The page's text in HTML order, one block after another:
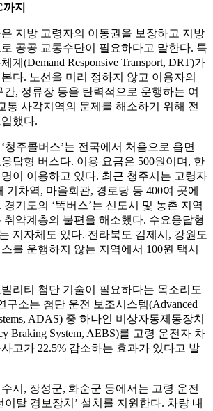
지
지방 고령자의 이동권을 보장하고 지방
공공 교통수단이 필요하다고 말한다. 특
계(Demand Responsive Transport, DRT)가
다. 노선을 미리 정하지 않고 이용자의
, 정류장 등을 탄력적으로 운행하는 여
통 사각지역의 문제를 해소하기 위해 전
했다.
청주콜버스’는 전국에서 처음으로 읍면
답형 버스다. 이용 요금은 500원이며, 한
명이 이용하고 있다. 최근 청주시는 고령자
기차역, 마을회관, 경로당 등 400여 곳에
기도의 ‘똑버스’는 신도시 및 농촌 지역
취약계층의 불편을 해소했다. 수요응답형
지자체도 있다. 전라북도 김제시, 강원도
를 운행하지 않는 지역에서 100원 택시
리티 첨단 기술이 필요하다는 목소리도
구소는 첨단 운전 보조시스템(Advanced
ADAS) 중 하나인 비상자동제동장치
Braking System, AEBS)를 고령 운전자 차
고가 22.5% 감소하는 효과가 있다고 발
시, 장성군, 화순군 등에서는 고령 운전
이탈 경보장치’ 설치를 지원한다. 차량 내